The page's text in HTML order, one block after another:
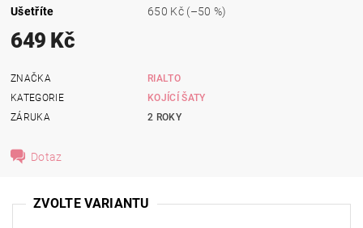
Ušetříte
650 Kč (–50 %)
649 Kč
ZNAČKA
RIALTO
KATEGORIE
KOJÍCÍ ŠATY
ZÁRUKA
2 ROKY
Dotaz
ZVOLTE VARIANTU